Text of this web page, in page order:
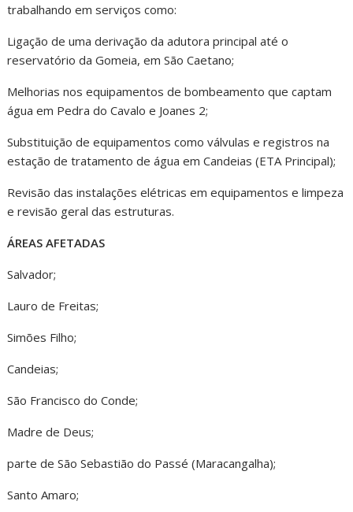
trabalhando em serviços como:
Ligação de uma derivação da adutora principal até o
reservatório da Gomeia, em São Caetano;
Melhorias nos equipamentos de bombeamento que captam
água em Pedra do Cavalo e Joanes 2;
Substituição de equipamentos como válvulas e registros na
estação de tratamento de água em Candeias (ETA Principal);
Revisão das instalações elétricas em equipamentos e limpeza
e revisão geral das estruturas.
ÁREAS AFETADAS
Salvador;
Lauro de Freitas;
Simões Filho;
Candeias;
São Francisco do Conde;
Madre de Deus;
parte de São Sebastião do Passé (Maracangalha);
Santo Amaro;